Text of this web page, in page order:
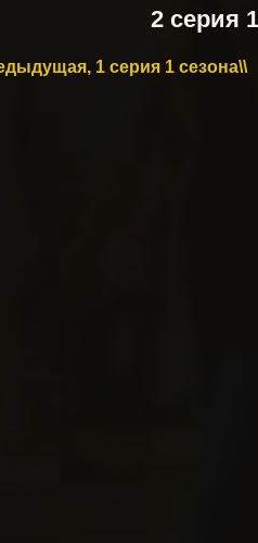
2 серия
1 серия 1 сезона\\